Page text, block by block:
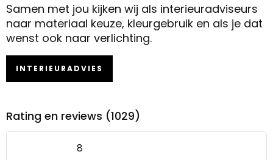
Samen met jou kijken wij als interieuradviseurs
naar materiaal keuze, kleurgebruik en als je dat
wenst ook naar verlichting.
INTERIEURADVIES
Rating en reviews (1029)
8